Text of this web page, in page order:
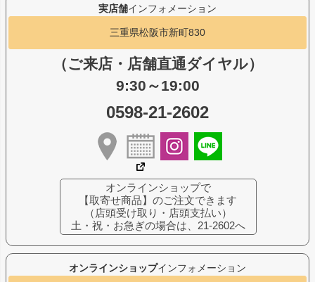
オンラインショップインフォメーション
実店舗インフォメーション
三重県松阪市新町830
（ご来店・店舗直通ダイヤル）
9:30～19:00
0598-21-2602
オンラインショップで
【取寄せ商品】のご注文できます
（店頭受け取り・店頭支払い）
土・祝・お急ぎの場合は、21-2602へ